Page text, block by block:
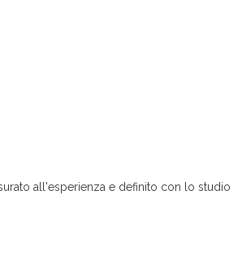
all'esperienza e definito con lo studio